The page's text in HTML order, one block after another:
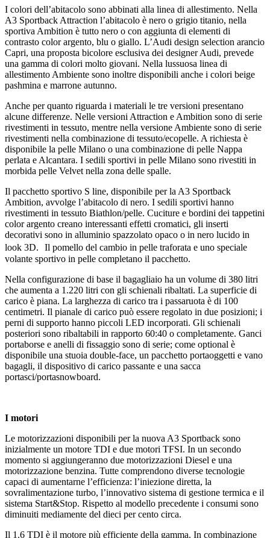
I colori dell’abitacolo sono abbinati alla linea di allestimento. Nella
A3 Sportback Attraction l’abitacolo è nero o grigio titanio, nella
sportiva Ambition è tutto nero o con aggiunta di elementi di
contrasto color argento, blu o giallo. L’Audi design selection arancio
Capri, una proposta bicolore esclusiva dei designer Audi, prevede
una gamma di colori molto giovani. Nella lussuosa linea di
allestimento Ambiente sono inoltre disponibili anche i colori beige
pashmina e marrone autunno.
Anche per quanto riguarda i materiali le tre versioni presentano
alcune differenze. Nelle versioni Attraction e Ambition sono di serie
rivestimenti in tessuto, mentre nella versione Ambiente sono di serie
rivestimenti nella combinazione di tessuto/ecopelle. A richiesta è
disponibile la pelle Milano o una combinazione di pelle Nappa
perlata e Alcantara. I sedili sportivi in pelle Milano sono rivestiti in
morbida pelle Velvet nella zona delle spalle.
Il pacchetto sportivo S line, disponibile per la A3 Sportback
Ambition, avvolge l’abitacolo di nero. I sedili sportivi hanno
rivestimenti in tessuto Biathlon/pelle. Cuciture e bordini dei tappetini
color argento creano interessanti effetti cromatici, gli inserti
decorativi sono in alluminio spazzolato opaco o in nero lucido in
look 3D. Il pomello del cambio in pelle traforata e uno speciale
volante sportivo in pelle completano il pacchetto.
Nella configurazione di base il bagagliaio ha un volume di 380 litri
che aumenta a 1.220 litri con gli schienali ribaltati. La superficie di
carico è piana. La larghezza di carico tra i passaruota è di 100
centimetri. Il pianale di carico può essere regolato in due posizioni; i
perni di supporto hanno piccoli LED incorporati. Gli schienali
posteriori sono ribaltabili in rapporto 60:40 o completamente. Ganci
portaborse e anelli di fissaggio sono di serie; come optional è
disponibile una stuoia double-face, un pacchetto portaoggetti e vano
bagagli, il dispositivo di carico passante e una sacca
portasci/portasnowboard.
I motori
Le motorizzazioni disponibili per la nuova A3 Sportback sono
inizialmente un motore TDI e due motori TFSI. In un secondo
momento si aggiungeranno due motorizzazioni Diesel e una
motorizzazione benzina. Tutte comprendono diverse tecnologie
capaci di aumentarne l’efficienza: l’iniezione diretta, la
sovralimentazione turbo, l’innovativo sistema di gestione termica e il
sistema Start&Stop. Rispetto al modello precedente i consumi sono
diminuiti mediamente del dieci per cento circa.
Il 1.6 TDI è il motore più efficiente della gamma. In combinazione